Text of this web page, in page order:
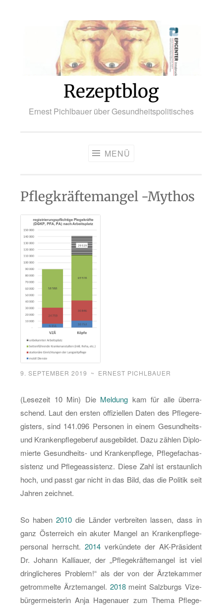
Rezeptblog
Ernest Pichlbauer über Gesundheitspolitisches
MENÜ
Pflegkräftemangel -Mythos
9. SEPTEMBER 2019 ~ ERNEST PICHLBAUER
(Le­se­zeit 10 Min) Die Mel­dung kam für alle über­ra­
schend. Laut den ers­ten of­fi­zi­el­len Daten des Pfle­ge­re­
gis­ters, sind 141.096 Per­so­nen in einem Ge­sund­heits-
und Kran­ken­pfle­ge­be­ruf aus­ge­bil­det. Dazu zäh­len Di­plo­
mier­te Ge­sund­heits- und Kran­ken­pfle­ge, Pfle­ge­fachas­
sis­tenz und Pfle­ge­as­sis­tenz. Diese Zahl ist er­staun­lich
hoch, und passt gar nicht in das Bild, das die Po­li­tik seit
Jah­ren zeich­net.
So haben2010die Län­der ver­brei­ten las­sen, dass in
ganz Ös­ter­reich ein aku­ter Man­gel an Kran­ken­pfle­ge­
per­so­nal herrscht. 2014 ver­kün­de­te der AK-Prä­si­dent
Dr. Jo­hann Kal­li­au­er, der „Pfle­ge­kräf­te­man­gel ist viel
dring­li­che­res Pro­blem!“ als der von der Ärz­te­kam­mer
ge­trom­mel­te Ärz­te­man­gel. 2018 meint Salz­burgs Vi­ze­
bür­ger­meis­te­rin Anja Ha­genau­er zum Thema Pfle­ge­